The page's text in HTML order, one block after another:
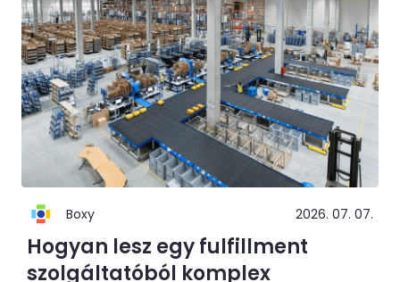
Boxy 2026. 07. 07.
Hogyan lesz egy fulfillment
szolgáltatóból komplex